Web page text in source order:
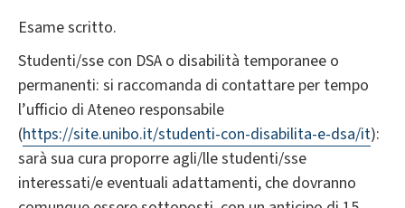
Esame scritto.
Studenti/sse con DSA o disabilità temporanee o
permanenti: si raccomanda di contattare per tempo
l’ufficio di Ateneo responsabile
(https://site.unibo.it/studenti-con-disabilita-e-dsa/it):
sarà sua cura proporre agli/lle studenti/sse
interessati/e eventuali adattamenti, che dovranno